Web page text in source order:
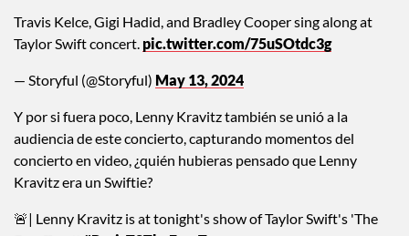
Taylor Swift concert.pic.twitter.com/75uSOtdc3g
— Storyful (@Storyful)May 13, 2024
Y por si fuera poco, Lenny Kravitz también se unió a la
audiencia de este concierto, capturando momentos del